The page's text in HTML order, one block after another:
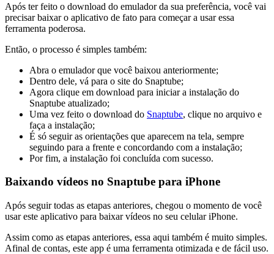
Após ter feito o download do emulador da sua preferência, você vai
precisar baixar o aplicativo de fato para começar a usar essa
ferramenta poderosa.
Então, o processo é simples também:
Abra o emulador que você baixou anteriormente;
Dentro dele, vá para o site do Snaptube;
Agora clique em download para iniciar a instalação do
Snaptube atualizado;
Uma vez feito o download do Snaptube, clique no arquivo e
faça a instalação;
É só seguir as orientações que aparecem na tela, sempre
seguindo para a frente e concordando com a instalação;
Por fim, a instalação foi concluída com sucesso.
Baixando vídeos no Snaptube para iPhone
Após seguir todas as etapas anteriores, chegou o momento de você
usar este aplicativo para baixar vídeos no seu celular iPhone.
Assim como as etapas anteriores, essa aqui também é muito simples.
Afinal de contas, este app é uma ferramenta otimizada e de fácil uso.